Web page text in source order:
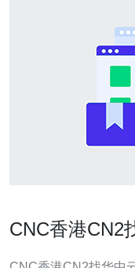
CNC香港CN2